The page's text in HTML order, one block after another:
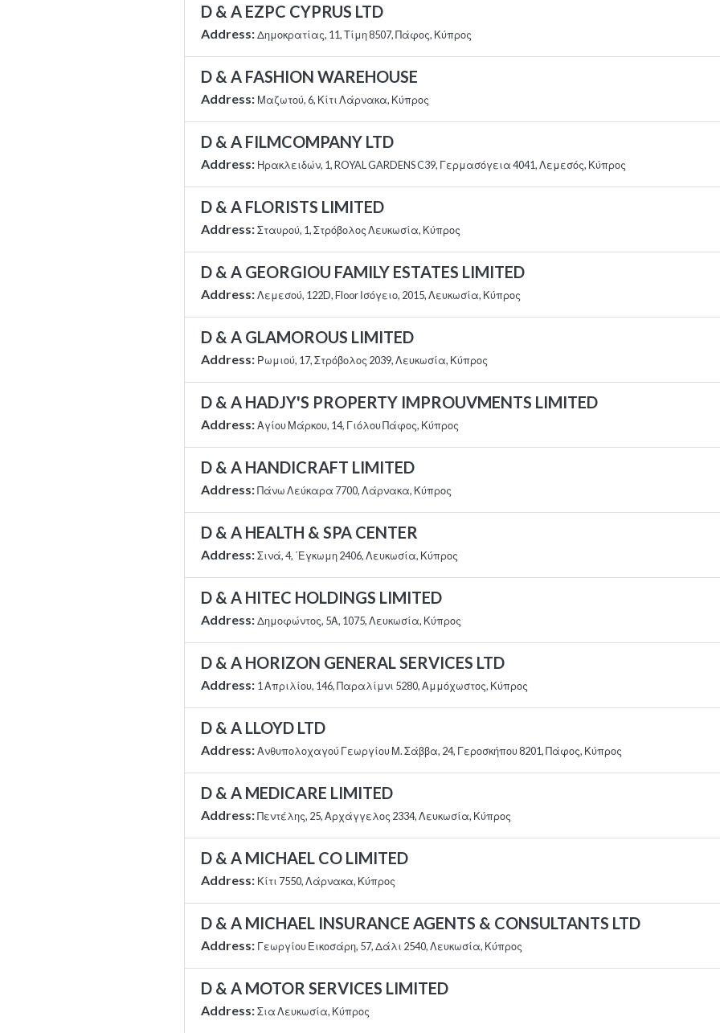
D & A EZPC CYPRUS LTD
Address:Δημοκρατίας, 11, Τίμη 8507, Πάφος, Κύπρος
D & A FASHION WAREHOUSE
Address: Μαζωτού, 6, Κίτι Λάρνακα, Κύπρος
D & A FILMCOMPANY LTD
Address: Ηρακλειδών, 1, ROYAL GARDENS C39, Γερμασόγεια 4041, Λεμεσός, Κύπρος
D & A FLORISTS LIMITED
Address:Σταυρού, 1, Στρόβολος Λευκωσία, Κύπρος
D & A GEORGIOU FAMILY ESTATES LIMITED
Address:Λεμεσού, 122D, Floor Ισόγειο, 2015, Λευκωσία, Κύπρος
D & A GLAMOROUS LIMITED
Address: Ρωμιού, 17, Στρόβολος 2039, Λευκωσία, Κύπρος
D & A HADJY'S PROPERTY IMPROUVMENTS LIMITED
Address:Αγίου Μάρκου, 14, Γιόλου Πάφος, Κύπρος
D & A HANDICRAFT LIMITED
Address:Πάνω Λεύκαρα 7700, Λάρνακα, Κύπρος
D & A HEALTH & SPA CENTER
Address:Σινά, 4, ΄Εγκωμη 2406, Λευκωσία, Κύπρος
D & A HITEC HOLDINGS LIMITED
Address:Δημοφώντος, 5Α, 1075, Λευκωσία, Κύπρος
D & A HORIZON GENERAL SERVICES LTD
Address: 1 Απριλίου, 146, Παραλίμνι 5280, Αμμόχωστος, Κύπρος
D & A LLOYD LTD
Address:Ανθυπολοχαγού Γεωργίου Μ. Σάββα, 24, Γεροσκήπου 8201, Πάφος, Κύπρος
D & A MEDICARE LIMITED
Address:Πεντέλης, 25, Αρχάγγελος 2334, Λευκωσία, Κύπρος
D & A MICHAEL CO LIMITED
Address: Κίτι 7550, Λάρνακα, Κύπρος
D & A MICHAEL INSURANCE AGENTS & CONSULTANTS LTD
Address: Γεωργίου Εικοσάρη, 57, Δάλι 2540, Λευκωσία, Κύπρος
D & A MOTOR SERVICES LIMITED
Address:Σια Λευκωσία, Κύπρος